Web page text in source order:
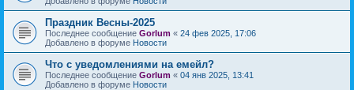
Праздник Весны-2025
Последнее сообщение Gorlum « 24 фев 2025, 17:06
Добавлено в форуме Новости
Что с уведомлениями на емейл?
Последнее сообщение Gorlum « 04 янв 2025, 13:41
Добавлено в форуме Новости